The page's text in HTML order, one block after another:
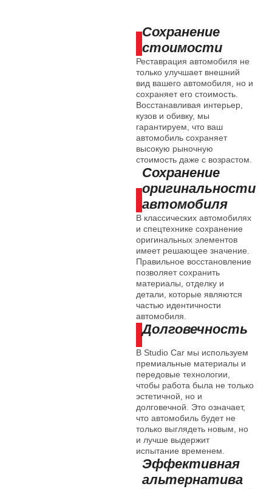
Сохранение
стоимости
Реставрация автомобиля не
только улучшает внешний
вид вашего автомобиля, но и
сохраняет его стоимость.
Восстанавливая интерьер,
кузов и обивку, мы
гарантируем, что ваш
автомобиль сохраняет
высокую рыночную
стоимость даже с возрастом.
Сохранение
оригинальности
автомобиля
В классических автомобилях
и спецтехнике сохранение
оригинальных элементов
имеет решающее значение.
Правильное восстановление
позволяет сохранить
материалы, отделку и
детали, которые являются
частью идентичности
автомобиля.
Долговечность
В Studio Car мы используем
премиальные материалы и
передовые технологии,
чтобы работа была не только
эстетичной, но и
долговечной. Это означает,
что автомобиль будет не
только выглядеть новым, но
и лучше выдержит
испытание временем.
Эффективная
альтернатива